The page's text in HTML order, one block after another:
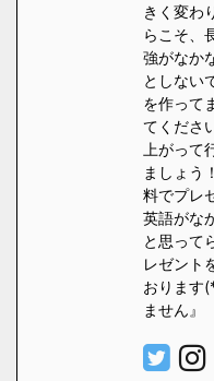
きく変わ
らこそ、
強がなか
としない
を作って
てくださ
上がって
ましょう
料でプレ
英語がな
と思って
レゼント
おります
ません』